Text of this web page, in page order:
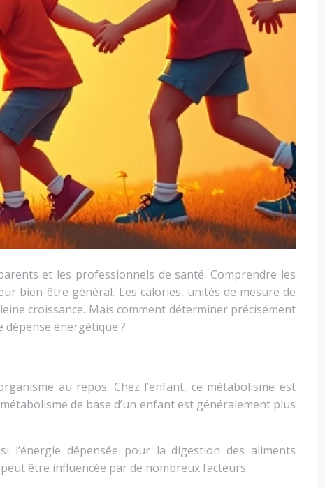
et les professionnels de santé. Comprendre les
bien-être général. Les calories, unités de mesure de
croissance. Mais comment déterminer précisément
dépense énergétique ?
au repos. Chez l’enfant, ce métabolisme est
de base d’un enfant est généralement plus
l’énergie dépensée pour la digestion des aliments
être influencée par de nombreux facteurs.